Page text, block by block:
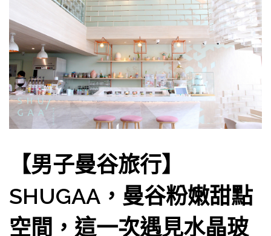
【男子曼谷旅行】
SHUGAA，曼谷粉嫩甜點
空間，這一次遇見水晶玻